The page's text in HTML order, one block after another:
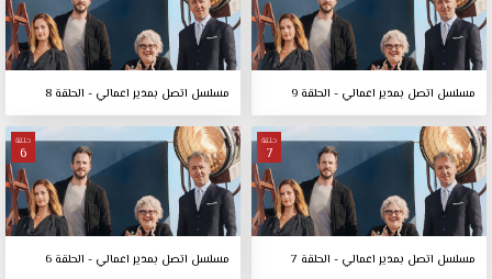
مسلسل اتصل بمدير اعمالي - الحلقة 9 مسلسل اتصل بمدير اعمالي - الحلقة 8
حلقة
7
مسلسل اتصل بمدير اعمالي - الحلقة 7
حلقة
6
مسلسل اتصل بمدير اعمالي - الحلقة 6